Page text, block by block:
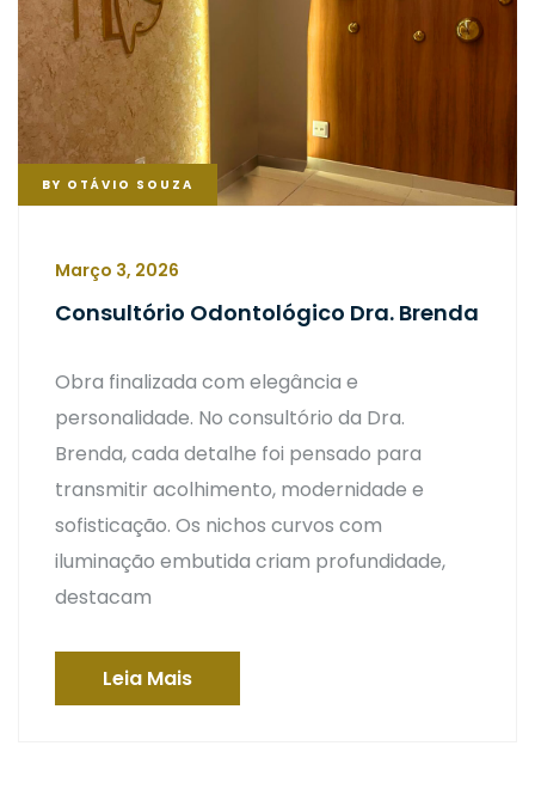
BY OTÁVIO SOUZA
Março 3, 2026
Consultório Odontológico Dra. Brenda
Obra finalizada com elegância e
personalidade. No consultório da Dra.
Brenda, cada detalhe foi pensado para
transmitir acolhimento, modernidade e
sofisticação. Os nichos curvos com
iluminação embutida criam profundidade,
destacam
Leia Mais